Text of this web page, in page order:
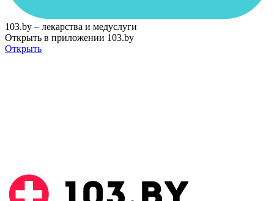
103.by – лекарства и медуслуги
Открыть в приложении 103.by
Открыть